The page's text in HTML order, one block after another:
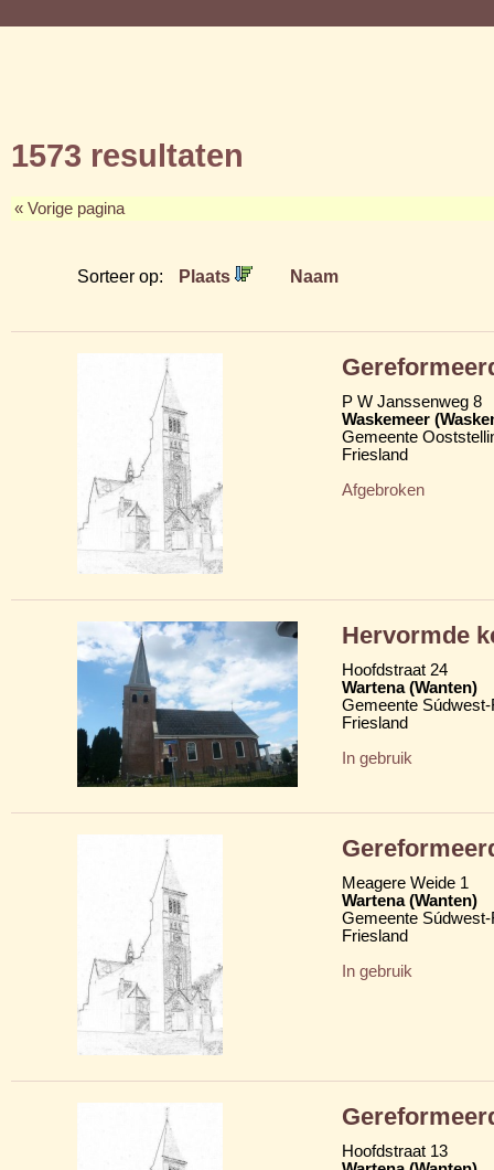
1573 resultaten
« Vorige pagina
Sorteer op: Plaats Naam
P W Janssenweg 8
Waskemeer
Gemeente
Friesland
Afgebroken
Hervormde
Hoofdstraat 24
Wartena (Wanten)
Gemeente
Friesland
In gebruik
Meagere Weide 1
Wartena (Wanten)
Gemeente
Friesland
In gebruik
Hoofdstraat 13